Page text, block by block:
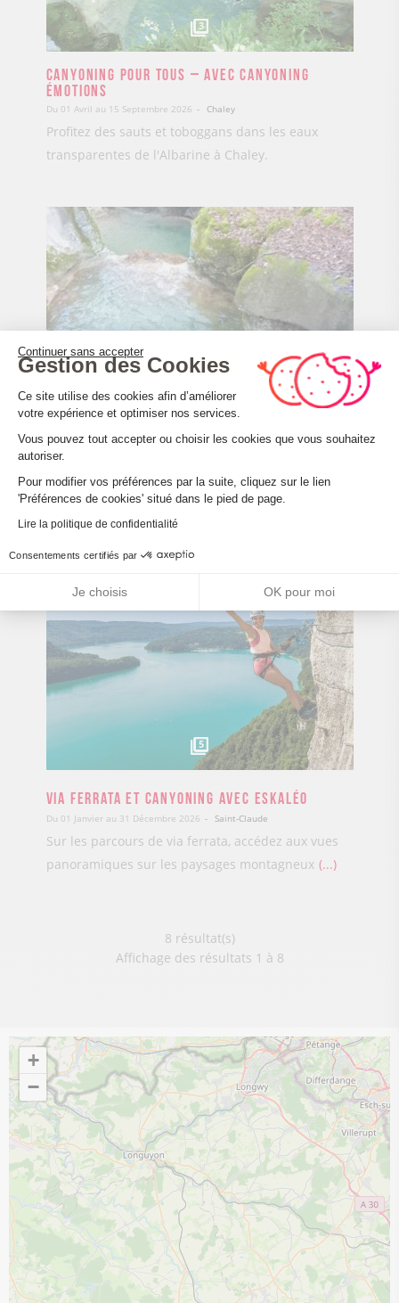
3
Canyoning pour tous – avec Canyoning
Émotions
Du 01 Avril au 15 Septembre 2026 Chaley
Profitez des sauts et toboggans dans les eaux
transparentes de l'Albarine à Chaley.
Ice Canyoning avec Rock’n Jump Adventure
À partir du 15 Novembre 2026
Le principe du Ice Canyoning est le même que le
canyoning estival, mais vous serez dans un
5
Via ferrata et canyoning avec Eskaléo
Du 01 Janvier au 31 Décembre 2026 Saint-Claude
Sur les parcours de via ferrata, accédez aux vues
panoramiques sur les paysages montagneux ...
8 résultat(s)
Affichage des résultats 1 à 8
+
−
Continuer sans accepter
Gestion des Cookies
Plateforme de Gestion du
Ce site utilise des cookies afin d’améliorer
votre expérience et optimiser nos services.
Vous pouvez tout accepter ou choisir les cookies que vous souhaitez
autoriser.
Pour modifier vos préférences par la suite, cliquez sur le lien
'Préférences de cookies' situé dans le pied de page.
Lire la politique de confidentialité
Consentements certifiés par
Je choisis OK pour moi